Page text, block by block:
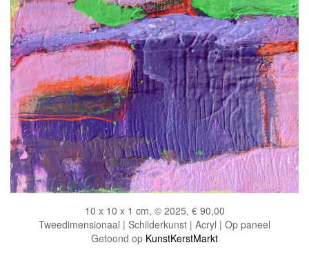
10 x 10 x 1 cm, © 2025, € 90,00
Tweedimensionaal | Schilderkunst | Acryl | Op paneel
Getoond op KunstKerstMarkt